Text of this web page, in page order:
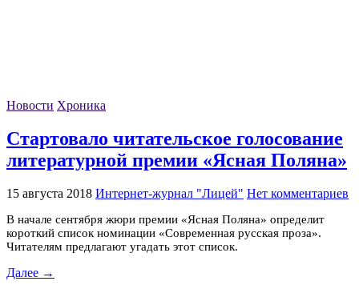
Новости Хроника
Стартовало читательское голосование
литературной премии «Ясная Поляна»
15 августа 2018 Интернет-журнал "Лицей" Нет комментариев
В начале сентября жюри премии «Ясная Поляна» определит
короткий список номинации «Современная русская проза».
Читателям предлагают угадать этот список.
Далее →